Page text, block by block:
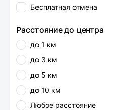
Бесплатная отмена
Расстояние до центра
до 1 км
до 3 км
до 5 км
до 10 км
Любое расстояние